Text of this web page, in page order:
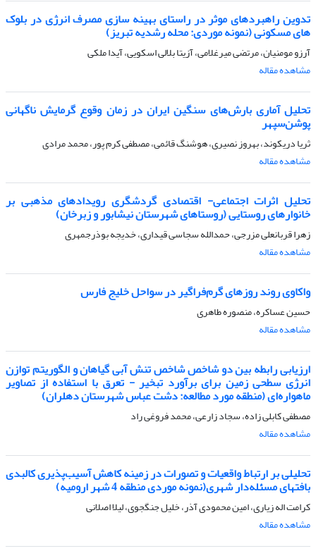
تدوین راهبردهای موثر در راستای بهینه سازی مصرف انرژی در بلوک
های مسکونی (نمونه موردی: محله رشدیه تبریز)
آرزو مومنیان، مرتضی میرغلامی، آزیتا بلالی اسکویی، آیدا ملکی
مشاهده مقاله
تحلیل آماری بارش‌های سنگین ایران در زمان وقوع گرمایش ناگهانی
پوشن‌سپهر
ثریا دریکوند، بهروز نصیری، هوشنگ قائمی، مصطفی کرم پور، محمد مرادی
مشاهده مقاله
تحلیل اثرات اجتماعی- اقتصادی گردشگری رویدادهای مذهبی بر
خانوارهای روستایی (روستاهای شهرستان نیشابور و زبرخان)
زهرا قربانعلی مزرجی، حمدالله سجاسی قیداری، خدیجه بوذرجمهری
مشاهده مقاله
واکاوی روند روزهای گرم‌فراگیر در سواحل خلیج فارس
حسین عساکره، منصوره طاهری
مشاهده مقاله
ارزیابی رابطه بین دو شاخص شاخص تنش آبی گیاهان و الگوریتم توازن
انرژی سطحی زمین برای برآورد تبخیر - تعرق با استفاده از تصاویر
ماهواره‌ای (منطقه مورد مطالعه: دشت عباس شهرستان دهلران)
مصطفی کابلی زاده، سجاد زارعی، محمد فروغی راد
مشاهده مقاله
تحلیلی بر ارتباط واقعیات و تصورات در زمینه کاهش آسیب‌پذیری کالبدی
بافتهای مسئله‌دار شهری(نمونه موردی منطقه 4 شهر ارومیه)
کرامت اله زیاری، امین محمودی آذر، خلیل جنگجوی، لیلا اصلانی
مشاهده مقاله